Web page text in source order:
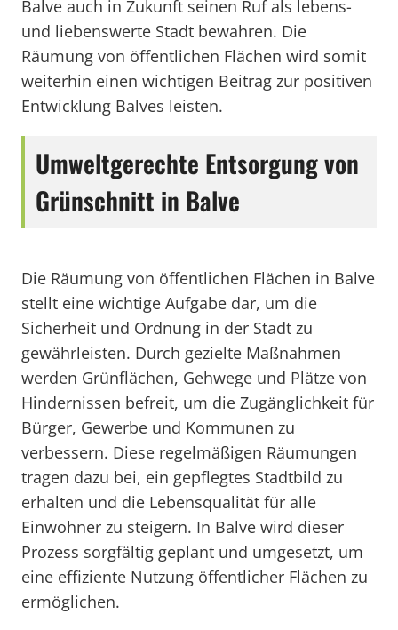
Balve auch in Zukunft seinen Ruf als lebens-
und liebenswerte Stadt bewahren. Die
Räumung von öffentlichen Flächen wird somit
weiterhin einen wichtigen Beitrag zur positiven
Entwicklung Balves leisten.
Umweltgerechte Entsorgung von
Grünschnitt in Balve
Die Räumung von öffentlichen Flächen in Balve
stellt eine wichtige Aufgabe dar, um die
Sicherheit und Ordnung in der Stadt zu
gewährleisten. Durch gezielte Maßnahmen
werden Grünflächen, Gehwege und Plätze von
Hindernissen befreit, um die Zugänglichkeit für
Bürger, Gewerbe und Kommunen zu
verbessern. Diese regelmäßigen Räumungen
tragen dazu bei, ein gepflegtes Stadtbild zu
erhalten und die Lebensqualität für alle
Einwohner zu steigern. In Balve wird dieser
Prozess sorgfältig geplant und umgesetzt, um
eine effiziente Nutzung öffentlicher Flächen zu
ermöglichen.